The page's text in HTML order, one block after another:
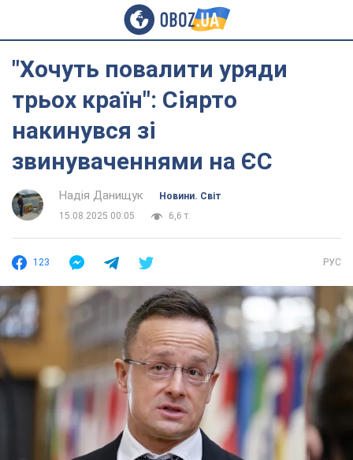
"Хочуть повалити уряди
трьох країн": Сіярто
накинувся зі
звинуваченнями на ЄС
Надія Данищук
Новини. Світ
15.08.2025 00:05
6,6 т.
123 РУС